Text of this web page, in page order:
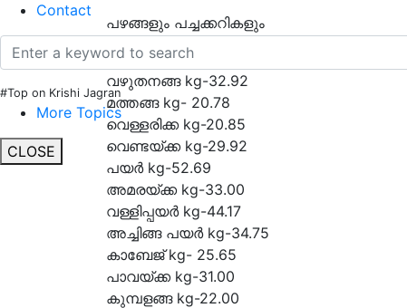
Contact
#Top on Krishi Jagran
More Topics
CLOSE
പഴങ്ങളും പച്ചക്കറികളും
സവാള kg - 24.77
വഴുതനങ്ങ kg-32.92
മത്തങ്ങ kg- 20.78
വെള്ളരിക്ക kg-20.85
വെണ്ടയ്ക്ക kg-29.92
പയർ kg-52.69
അമരയ്ക്ക kg-33.00
വള്ളിപ്പയർ kg-44.17
അച്ചിങ്ങ പയർ kg-34.75
കാബേജ് kg- 25.65
പാവയ്ക്ക kg-31.00
കുമ്പളങ്ങ kg-22.00